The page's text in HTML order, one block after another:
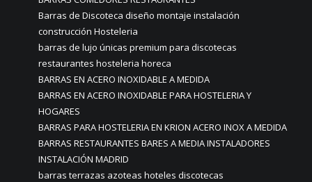
Barras de Discoteca diseño montaje instalación
construcción Hosteleria
barras de lujo únicas premium para discotecas
restaurantes hosteleria horeca
BARRAS EN ACERO INOXIDABLE A MEDIDA
BARRAS EN ACERO INOXIDABLE PARA HOSTELERIA Y
HOGARES
BARRAS PARA HOSTELERIA EN KRION ACERO INOX A MEDIDA
BARRAS RESTAURANTES BARES A MEDIA INSTALADORES
INSTALACIÓN MADRID
barras terrazas azoteas hoteles discotecas